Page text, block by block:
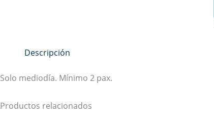
Descripción
Solo mediodía. Mínimo 2 pax.
Productos relacionados